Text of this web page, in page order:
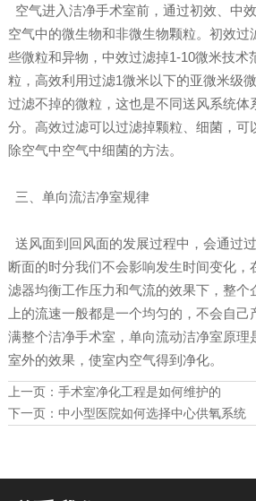
空气进入洁净手术室前，通过初效、中
空气中的微生物和非微生物颗粒。初效过
些微粒和异物，中效过滤掉1-10微米技术
粒，高效利用过滤1微米以下的亚微米级
过滤不掉的微粒，这也是不同送风系统体
分。高效过滤可以过滤掉颗粒、细菌，可
除空气中空气中细菌的方法。
三、单向流洁净室规律
送风面到回风面的发展过程中，会通过
断面的时分我们不会影响发生时间变化，
滤器均衡工作压力和气流的效果下，整个
上的流速一般都是一个均匀的，不会自
满整个洁净手术室，单向流动洁净室原理
室外的效果，使室内空气得到净化。
上一页： 手术室净化工程是如何维护的
下一页： 中小型医院如何选择中心供氧系统